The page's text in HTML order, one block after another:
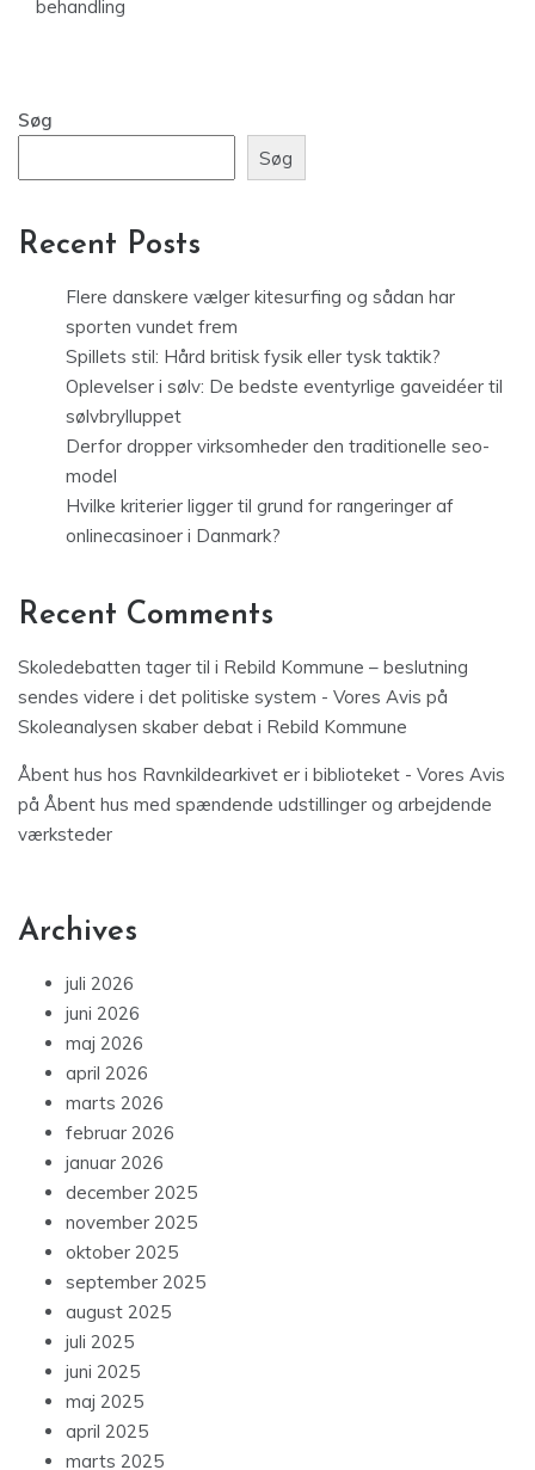
behandling
Søg
Søg
Recent Posts
Flere danskere vælger kitesurfing og sådan har
sporten vundet frem
Spillets stil: Hård britisk fysik eller tysk taktik?
Oplevelser i sølv: De bedste eventyrlige gaveidéer til
sølvbrylluppet
Derfor dropper virksomheder den traditionelle seo-
model
Hvilke kriterier ligger til grund for rangeringer af
onlinecasinoer i Danmark?
Recent Comments
Skoledebatten tager til i Rebild Kommune – beslutning
sendes videre i det politiske system - Vores Avis på
Skoleanalysen skaber debat i Rebild Kommune
Åbent hus hos Ravnkildearkivet er i biblioteket - Vores Avis
på Åbent hus med spændende udstillinger og arbejdende
værksteder
Archives
juli 2026
juni 2026
maj 2026
april 2026
marts 2026
februar 2026
januar 2026
december 2025
november 2025
oktober 2025
september 2025
august 2025
juli 2025
juni 2025
maj 2025
april 2025
marts 2025